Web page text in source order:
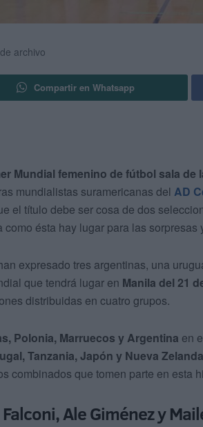
archivo
Compartir en Whatsapp
Mundial femenino de fútbol sala de
mundialistas suramericanas del AD
el título debe ser cosa de dos
como ésta hay lugar para las sorpresas
expresado tres argentinas, una
que tendrá lugar en Manila del 21
distribuidas en cuatro grupos.
Polonia, Marruecos y Argentina en
Tanzania, Japón y Nueva Zelanda
combinados que tomen parte en esta
Ale Giménez y